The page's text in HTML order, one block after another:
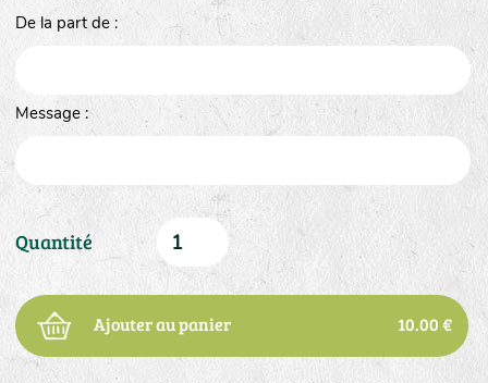
De la part de :
Message :
Quantité
Ajouter au panier 10.00 €